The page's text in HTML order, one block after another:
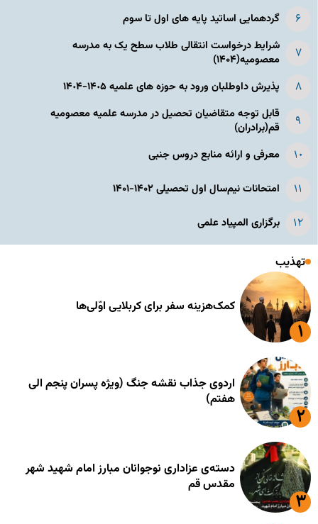
گردهمایی اساتید پایه های اول تا سوم
شرایط درخواست انتقالی طلاب سطح یک به مدرسه
معصومیه(۱۴۰۴)
پذیرش داوطلبان ورود به حوزه های علمیه ١۴٠۵-١۴٠۴
قابل توجه متقاضیان تحصیل در مدرسه علمیه معصومیه
قم(برادران)
معرفی و ارائه منابع دروس جنبی
امتحانات نیم‌سال اول تحصیلی ۱۴۰۲-۱۴۰۱
برگزاری المپیاد علمی
تهذیب
کمک‌هزینه سفر برای کربلایی اوّلی‌ها
اردوی جذاب نقشه جنگ (ویژه پسران پنجم الی
هفتم)
دسته‌ی عزاداری نوجوانان مبارز امام شهید شهر
مقدس قم